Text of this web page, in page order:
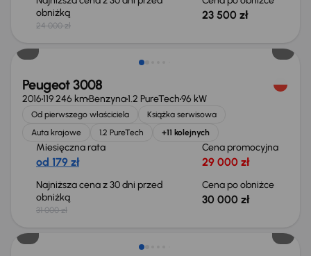
obniżką
24 000 zł
23 500 zł
Taniej o 1 000 zł
Peugeot 3008
2016119 246 kmBenzyna1.2 PureTech96 kW
Od pierwszego właściciela
Książka serwisowa
Auta krajowe
1.2 PureTech +11 kolejnych
Miesięczna rata
od 179 zł
Cena promocyjna
29 000 zł
Najniższa cena z 30 dni przed
obniżką
31 000 zł
Cena po obniżce
30 000 zł
Świeżo skupione